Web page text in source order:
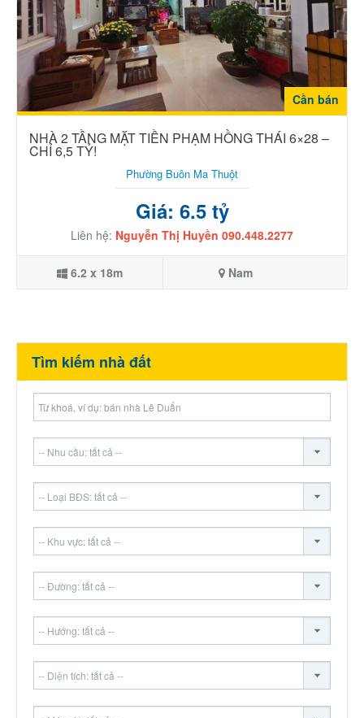
Cần bán
NHÀ 2 TẦNG MẶT TIỀN PHẠM HỒNG THÁI 6×28 –
CHỈ 6,5 TỶ!
Phường Buôn Ma Thuột
Giá: 6.5 tỷ
Liên hệ: Nguyễn Thị Huyền 090.448.2277
6.2 x 18m Nam
Tìm kiếm nhà đất